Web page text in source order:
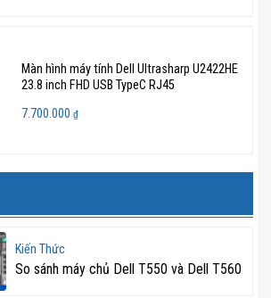
14.1 kg (Không chân đế)
16.7 kg (Gồm chân đế)
Cáp nguồn, Hướng dẫn sử dụng,…
Màn hình máy tính Dell Ultrasharp U2422HE
23.8 inch FHD USB TypeC RJ45
7.700.000 ₫
Kiến Thức
So sánh máy chủ Dell T550 và Dell T560